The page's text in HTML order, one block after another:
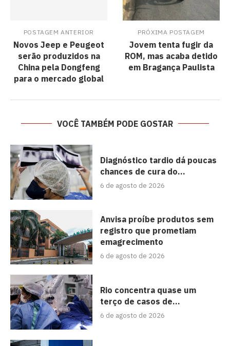
POSTAGEM ANTERIOR
Novos Jeep e Peugeot
serão produzidos na
China pela Dongfeng
para o mercado global
PRÓXIMA POSTAGEM
Jovem tenta fugir da
ROM, mas acaba detido
em Bragança Paulista
VOCÊ TAMBÉM PODE GOSTAR
Diagnóstico tardio dá poucas
chances de cura do...
6 de agosto de 2026
Anvisa proíbe produtos sem
registro que prometiam
emagrecimento
6 de agosto de 2026
Rio concentra quase um
terço de casos de...
6 de agosto de 2026